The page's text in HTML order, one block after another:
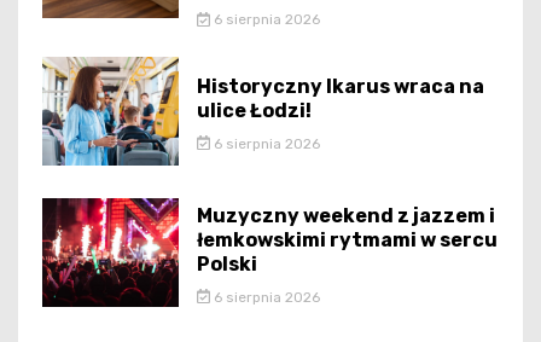
6 sierpnia 2026
Historyczny Ikarus wraca na
ulice Łodzi!
6 sierpnia 2026
Muzyczny weekend z jazzem i
łemkowskimi rytmami w sercu
Polski
6 sierpnia 2026